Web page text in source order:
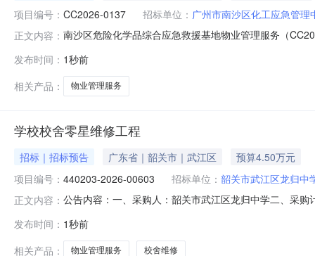
项目编号： CC2026-0137 招标单位： 广州市南沙区化工应急管
正文内容： 南沙区危险化学品综合应急救援基地物业管理服务（
区危险化学品综合应急救援基地物业管理服务采购方式
发布时间： 1秒前
相关产品：
物业管理服务
学校校舍零星维修工程
招标｜招标预告 广东省｜韶关市｜武江区
预算4.50万元
项目编号： 440203-2026-00603 招标单位： 韶关市武江区龙归中
正文内容： 公告内容：一、采购人：韶关市武江区龙归中学二、采
发布时间： 1秒前
相关产品：
物业管理服务 校舍维修